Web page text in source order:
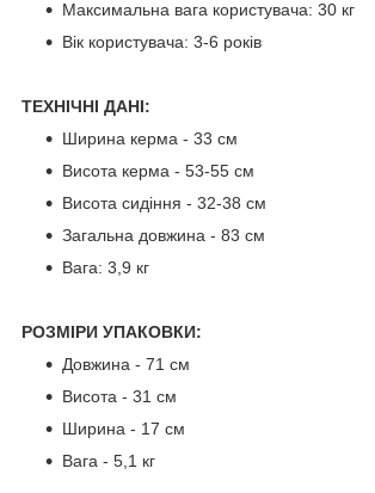
Максимальна вага користувача: 30 кг
Вік користувача: 3-6 років
ТЕХНІЧНІ ДАНІ:
Ширина керма - 33 см
Висота керма - 53-55 см
Висота сидіння - 32-38 см
Загальна довжина - 83 см
Вага: 3,9 кг
РОЗМІРИ УПАКОВКИ:
Довжина - 71 см
Висота - 31 см
Ширина - 17 см
Вага - 5,1 кг